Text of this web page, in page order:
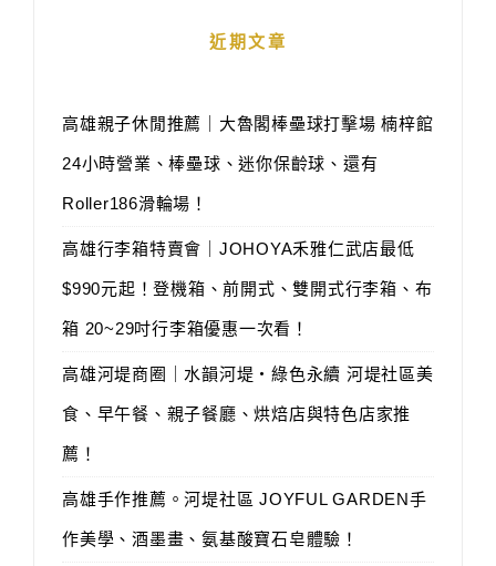
近期文章
高雄親子休閒推薦｜大魯閣棒壘球打擊場 楠梓館
24小時營業、棒壘球、迷你保齡球、還有
Roller186滑輪場！
高雄行李箱特賣會｜JOHOYA禾雅仁武店最低
$990元起！登機箱、前開式、雙開式行李箱、布
箱 20~29吋行李箱優惠一次看！
高雄河堤商圈｜水韻河堤‧綠色永續 河堤社區美
食、早午餐、親子餐廳、烘焙店與特色店家推
薦！
高雄手作推薦。河堤社區 JOYFUL GARDEN手
作美學、酒墨畫、氨基酸寶石皂體驗！